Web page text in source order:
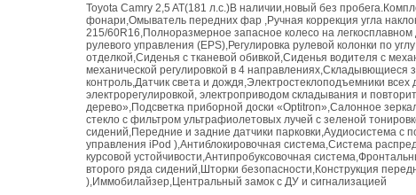
Toyota Camry 2,5 AT(181 л.с.)В наличии,новый без
фонари,Омыватель передних фар ,Ручная коррекция угла
215/60R16,Полноразмерное запасное колесо на
рулевого управления (EPS),Регулировка рулевой колонки по
отделкой,Сиденья с тканевой обивкой,Сиденья водителя с
механической регулировкой в 4
контроль,Датчик света и дождя,Электростеклоподъемники
электрорегулировкой, электроприводом складывания и
дерево»,Подсветка приборной доски «Optitron»,Салонное
стекло с фильтром ультрафиолетовых лучей с зеленой
сидений,Передние и задние датчики парковки,Аудиосистема
управления iPod ),Антиблокировочная система,Система
курсовой устойчивости,Антипробуксовочная
второго ряда сидений,Шторки безопасности,Конструкция
),Иммобилайзер,Центральный замок с ДУ и сигнализацией